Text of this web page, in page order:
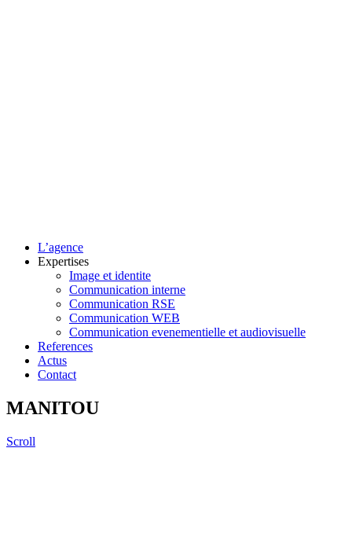
L’agence
Expertises
Image et identite
Communication interne
Communication RSE
Communication WEB
Communication evenementielle et audiovisuelle
References
Actus
Contact
MANITOU
Scroll